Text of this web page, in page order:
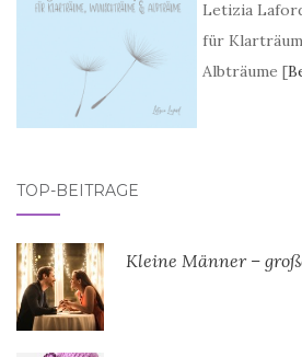
Letizia
für
Albträume [
TOP-BEITRÄGE
Kleine Männer –